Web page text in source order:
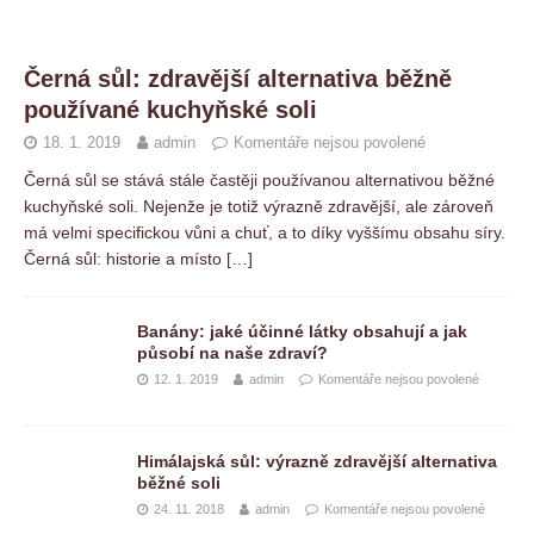
Černá sůl: zdravější alternativa běžně
používané kuchyňské soli
18. 1. 2019 admin Komentáře nejsou povolené
Černá sůl se stává stále častěji používanou alternativou běžné
kuchyňské soli. Nejenže je totiž výrazně zdravější, ale zároveň
má velmi specifickou vůni a chuť, a to díky vyššímu obsahu síry.
Černá sůl: historie a místo […]
Banány: jaké účinné látky obsahují a jak
působí na naše zdraví?
12. 1. 2019 admin Komentáře nejsou povolené
Himálajská sůl: výrazně zdravější alternativa
běžné soli
24. 11. 2018 admin Komentáře nejsou povolené